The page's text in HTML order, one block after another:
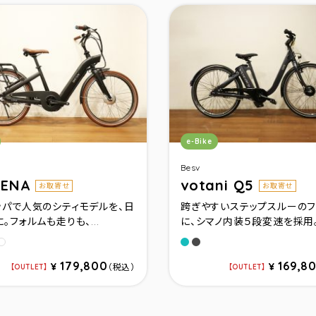
お取寄せ
で人気のシティモデルを、日
フォルムも走りも、...
ズブル－
ラック
トネイビ－
ワイト
OUTLET ¥179,800 （税込）
Besv
votani Q5 お取寄せ
カテゴリ：
e-Bike
跨ぎやすいステップスルーの
に、シマノ内装５段変速を採用
ライトブルーメタリック
メタリックグレー
OUTLET ¥